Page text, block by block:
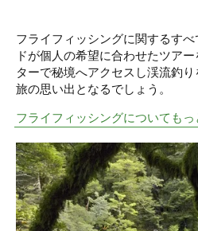
フライフィッシングに関するす
ドが個人の希望に合わせたツア
ターで秘境へアクセスし渓流釣
旅の思い出となるでしょう。
フライフィッシングについてもっ